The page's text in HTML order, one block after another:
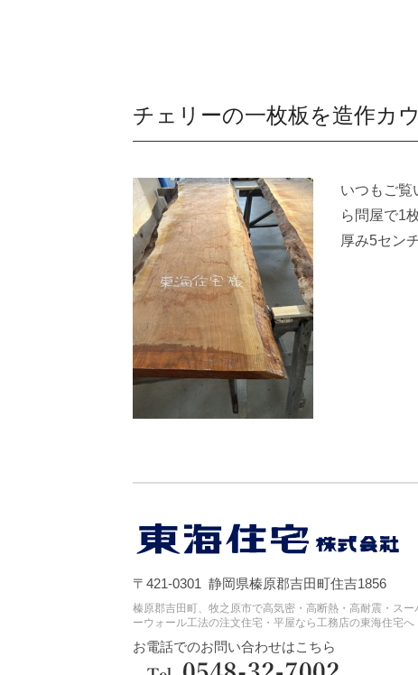
チェリーの一枚板を造作カ
いつもご覧
ら問屋で1
厚み5セン
〒421-0301 静岡県榛原郡吉田町住吉1856
榛原郡吉田町、牧之原市で高気密・高断熱・高耐震・スー
ーウォール工法の注文住宅・平屋なら工務店の東海住宅へ
お電話でのお問い合わせはこちら